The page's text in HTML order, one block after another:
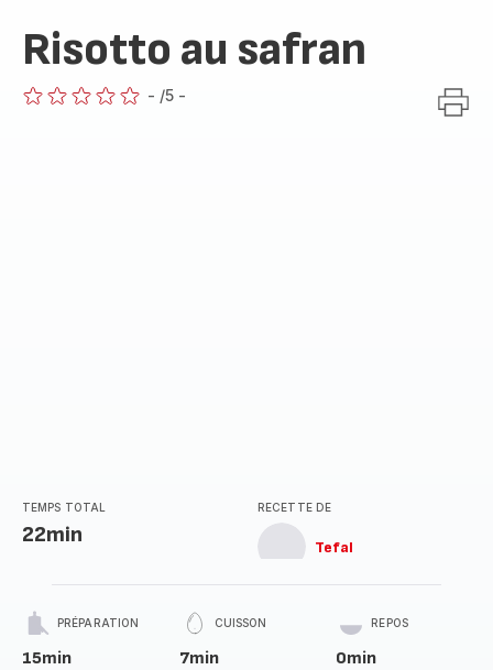
Risotto au safran
- /5 -
TEMPS TOTAL
22min
RECETTE DE
Tefal
PRÉPARATION
15min
CUISSON
7min
REPOS
0min